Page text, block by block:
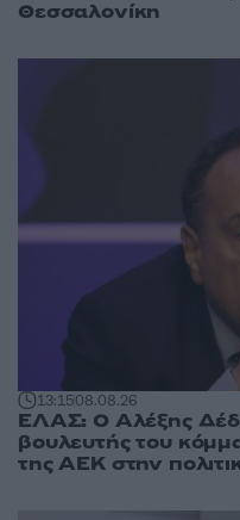
Θεσσαλονίκη
13:1508.08.26
ΕΛΑΣ: Ο Αλέξης
βουλευτής του
της ΑΕΚ στην